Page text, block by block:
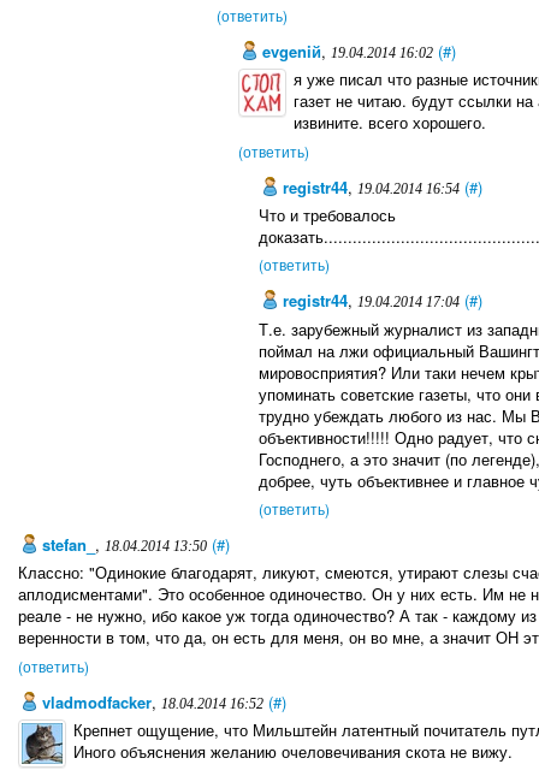
(ответить)
evgeniй, 19.04.2014 16:02 (#)
я уже писал что разные
газет не читаю. будут ссылки
извините. всего хорошего.
(ответить)
registr44, 19.04.2014 16:54 (#)
Что и требовалось
(ответить)
registr44,19.04.2014 17:04 (#)
Т.е. зарубежный журналист из
поймал на лжи официальный
мировосприятия? Или таки нечем
упоминать советские газеты, что
трудно убеждать любого из нас.
объективности!!!!! Одно радует, что
Господнего, а это значит (по
добрее, чуть объективнее и
(ответить)
stefan_ , 18.04.2014 13:50 (#)
Классно: "Одинокие благодарят, ликуют, смеются, утирают слезы
аплодисментами". Это особенное одиночество. Он у них есть. Им не
реале - не нужно, ибо какое уж тогда одиночество? А так - каждому
веренности в том, что да, он есть для меня, он во мне, а значит ОН
(ответить)
vladmodfacker, 18.04.2014 16:52 (#)
Крепнет ощущение, что Мильштейн латентный почитатель
Иного объяснения желанию очеловечивания скота не вижу.